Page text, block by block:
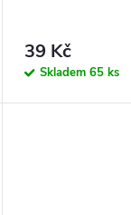
39 Kč
Skladem 65 ks